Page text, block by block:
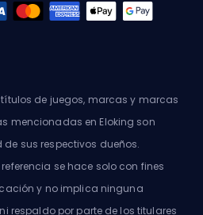
de juegos, marcas y marcas
mencionadas en Eloking son
de sus respectivos dueños.
se hace solo con fines
y no implica ninguna
respaldo por parte de los titulares